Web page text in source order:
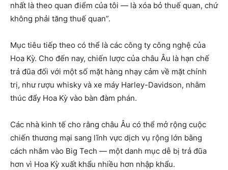
nhất là theo quan điểm của tôi — là xóa bỏ thuế quan, chứ
không phải tăng thuế quan”.
Mục tiêu tiếp theo có thể là các công ty công nghệ của
Hoa Kỳ. Cho đến nay, chiến lược của châu Âu là hạn chế
trả đũa đối với một số mặt hàng nhạy cảm về mặt chính
trị, như rượu whisky và xe máy Harley-Davidson, nhằm
thúc đẩy Hoa Kỳ vào bàn đàm phán.
Các nhà kinh tế cho rằng châu Âu có thể mở rộng cuộc
chiến thương mại sang lĩnh vực dịch vụ rộng lớn bằng
cách nhắm vào Big Tech — một danh mục dễ bị trả đũa
hơn vì Hoa Kỳ xuất khẩu nhiều hơn nhập khẩu.